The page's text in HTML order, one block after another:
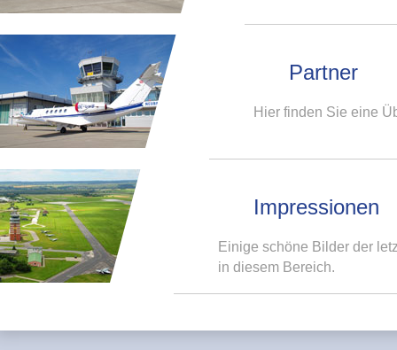
Partner
Hier finden Sie eine
Impressionen
Einige schöne Bilder der
in diesem Bereich.